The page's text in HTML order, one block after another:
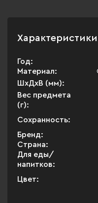
Характеристики
Год:
Материал:
ШхДхВ (мм):
Вес предмета
(г):
Сохранность:
Бренд:
Страна:
Для еды/
напитков:
Цвет: